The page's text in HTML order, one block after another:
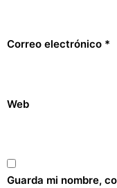
Correo electrónico *
Web
Guarda mi nombre,